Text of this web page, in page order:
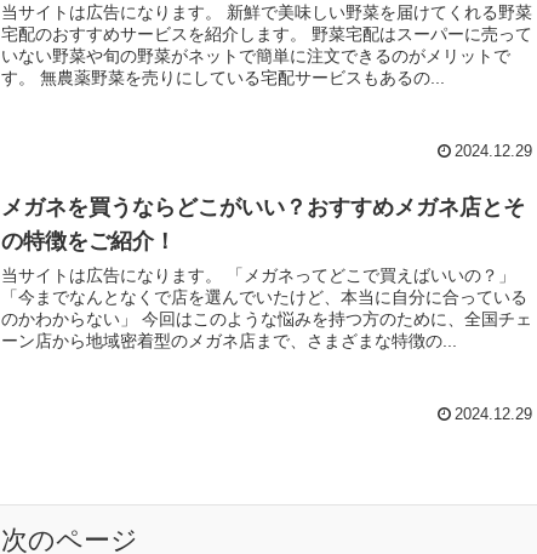
当サイトは広告になります。 新鮮で美味しい野菜を届けてくれる野菜
宅配のおすすめサービスを紹介します。 野菜宅配はスーパーに売って
いない野菜や旬の野菜がネットで簡単に注文できるのがメリットで
す。 無農薬野菜を売りにしている宅配サービスもあるの...
2024.12.29
メガネを買うならどこがいい？おすすめメガネ店とそ
の特徴をご紹介！
当サイトは広告になります。 「メガネってどこで買えばいいの？」
「今までなんとなくで店を選んでいたけど、本当に自分に合っている
のかわからない」 今回はこのような悩みを持つ方のために、全国チェ
ーン店から地域密着型のメガネ店まで、さまざまな特徴の...
2024.12.29
次のページ